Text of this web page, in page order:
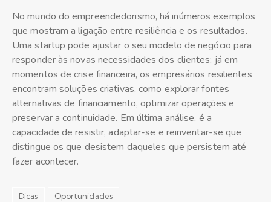
No mundo do empreendedorismo, há inúmeros exemplos
que mostram a ligação entre resiliência e os resultados.
Uma startup pode ajustar o seu modelo de negócio para
responder às novas necessidades dos clientes; já em
momentos de crise financeira, os empresários resilientes
encontram soluções criativas, como explorar fontes
alternativas de financiamento, optimizar operações e
preservar a continuidade. Em última análise, é a
capacidade de resistir, adaptar-se e reinventar-se que
distingue os que desistem daqueles que persistem até
fazer acontecer.
Dicas Oportunidades